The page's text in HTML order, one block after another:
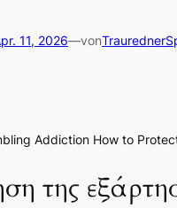
11, 2026—von
Addiction How to
της